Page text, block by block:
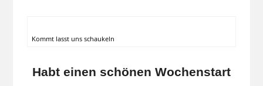
Kommt lasst uns schaukeln
Habt einen schönen Wochenstart